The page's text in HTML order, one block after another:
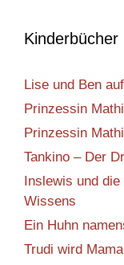
Kinderbücher
Lise und Ben
Prinzessin
Prinzessin
Tankino – Der
Inslewis und
Wissens
Ein Huhn
Trudi wird Mama